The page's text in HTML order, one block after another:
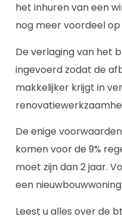
het inhuren van een
nog meer voordeel
De verlaging van het
ingevoerd zodat de
makkelijker krijgt in
De enige
komen voor de 9%
moet zijn dan 2 jaar.
een
Leest u alles over de